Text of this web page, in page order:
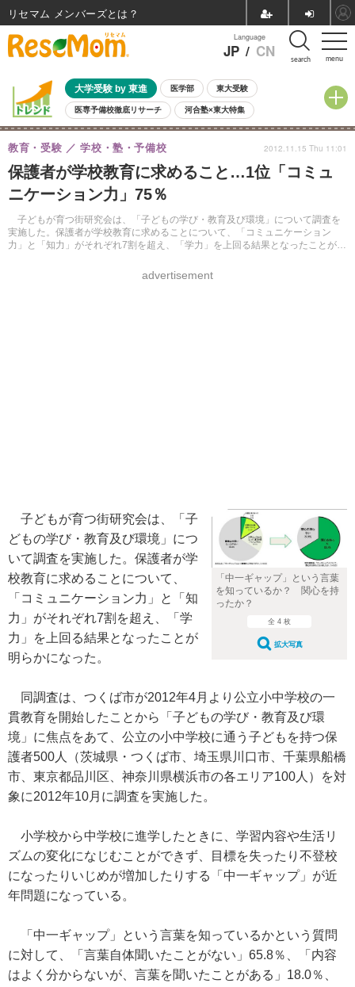
menu
Language
JP / CN search
大学受験 by 東進 医学部 東大受験
医専予備校徹底リサーチ 河合塾×東大特集
親子で考える大学選び 高校受験 中学受験 小学校受験
共通テスト 夏休み 8月開催学校説明会・相談会
8月開催イベント・WS 全国公立高校 過去問 人気記事
自由研究教材（小学生向け） 自由研究教材（中学生向け）
保護者が学校教育に求めること…1位「コミュ
ニケーション力」75％
子どもが育つ街研究会は、「子どもの学び・教育及び環境」について調査を
実施した。保護者が学校教育に求めることについて、「コミュニケーション
力」と「知力」がそれぞれ7割を超え、「学力」を上回る結果となったことが明
教育・受験 学校・塾・予備校
advertisement
2012.11.15 Thu 11:01
「中一ギャップ」という言葉
を知っているか？ 関心を持
ったか？
全 4 枚
拡大写真
子どもが育つ街研究会は、「子
どもの学び・教育及び環境」につ
いて調査を実施した。保護者が学
校教育に求めることについて、
「コミュニケーション力」と「知
力」がそれぞれ7割を超え、「学
力」を上回る結果となったことが
明らかになった。
同調査は、つくば市が2012年4月より公立小中学校の一
貫教育を開始したことから「子どもの学び・教育及び環
境」に焦点をあて、公立の小中学校に通う子どもを持つ保
護者500人（茨城県・つくば市、埼玉県川口市、千葉県船橋
市、東京都品川区、神奈川県横浜市の各エリア100人）を対
象に2012年10月に調査を実施した。
小学校から中学校に進学したときに、学習内容や生活リ
ズムの変化になじむことができず、目標を失ったり不登校
になったりいじめが増加したりする「中一ギャップ」が近
年問題になっている。
「中一ギャップ」という言葉を知っているかという質問
に対して、「言葉自体聞いたことがない」65.8％、「内容
はよく分からないが、言葉を聞いたことがある」18.0％、
リセマム メンバーズ